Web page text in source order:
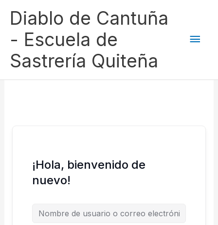
Diablo de Cantuña
- Escuela de
Sastrería Quiteña
¡Hola, bienvenido de
nuevo!